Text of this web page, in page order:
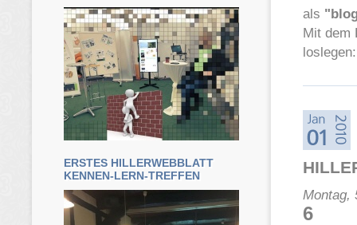
ERSTES HILLERWEBBLATT
KENNEN-LERN-TREFFEN
als
Mit dem
loslegen:
Montag,
6